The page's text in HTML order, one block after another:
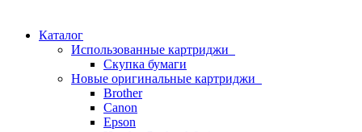
Каталог
Использованные картриджи
Скупка бумаги
Новые оригинальные картриджи
Brother
Canon
Epson